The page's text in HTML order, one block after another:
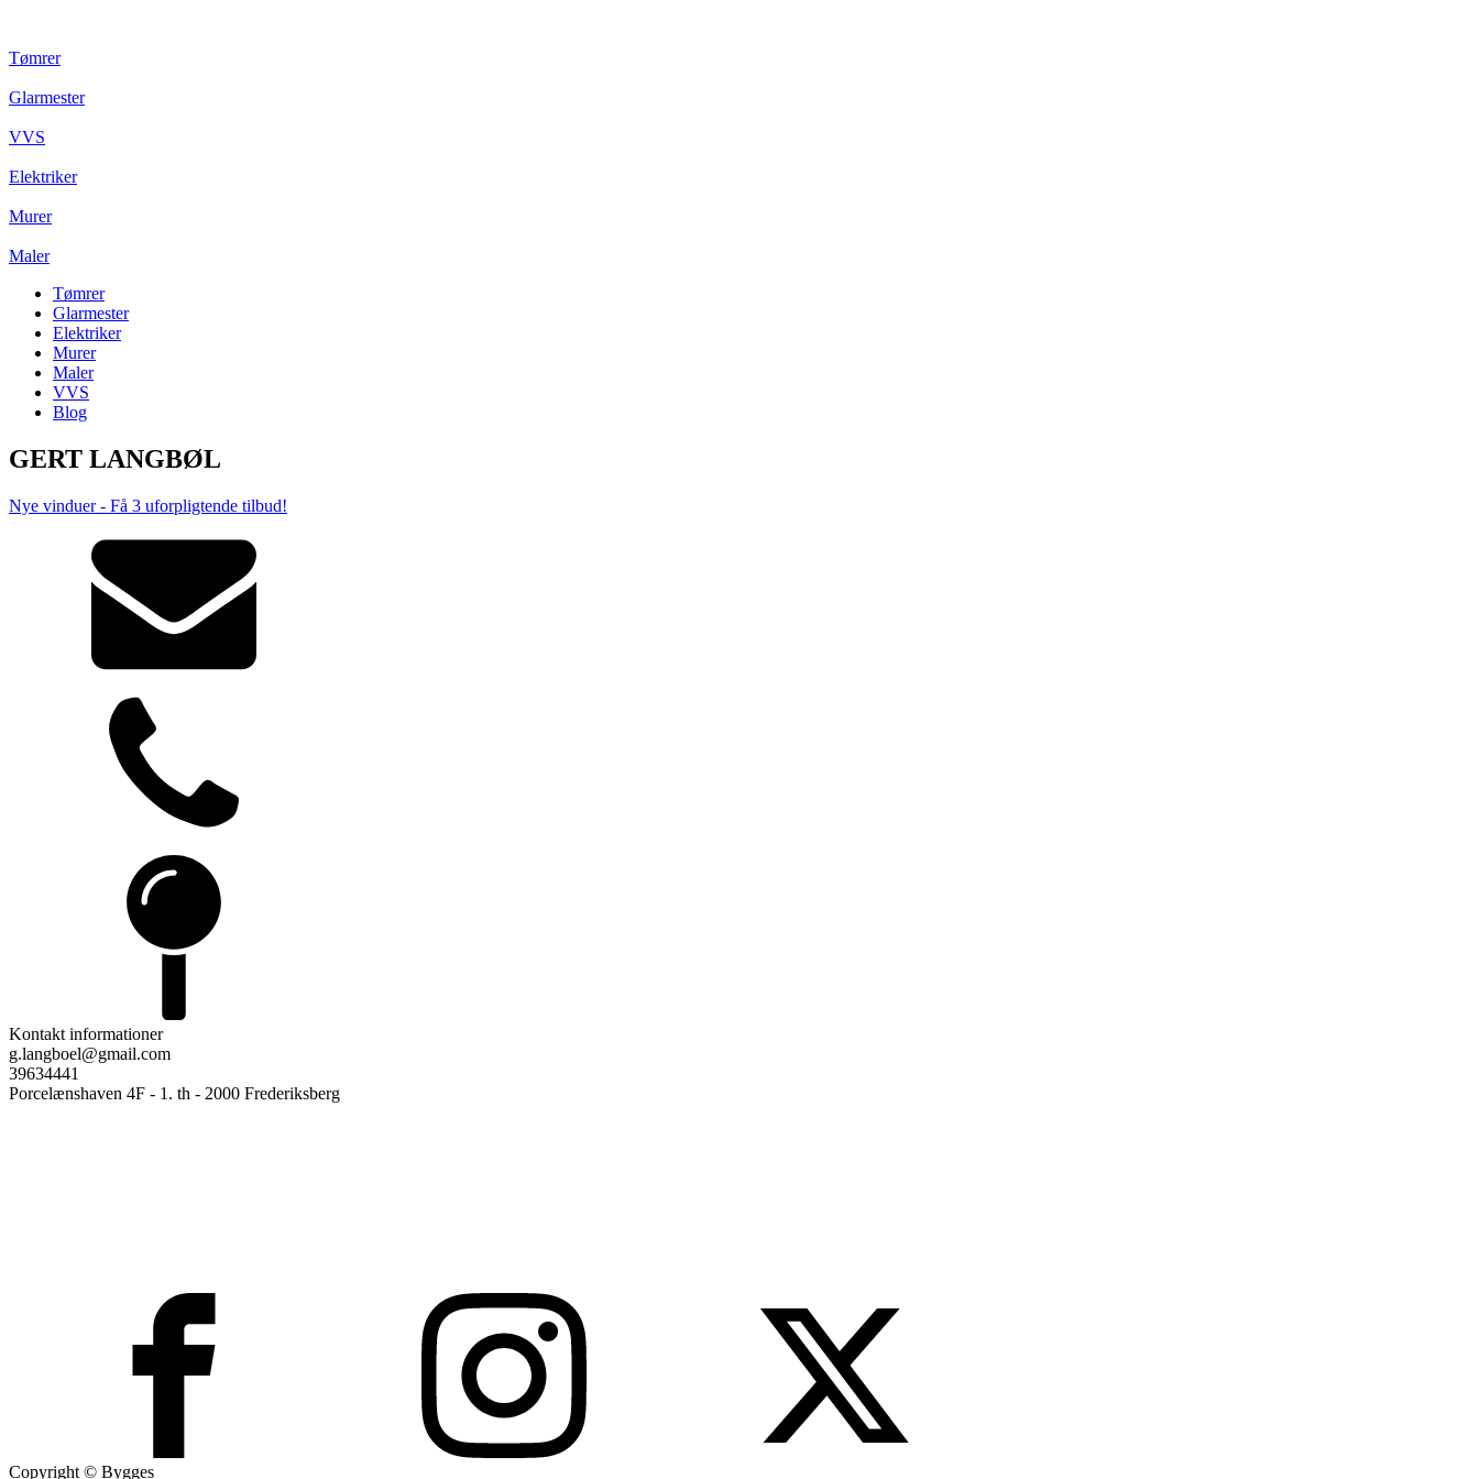
Tømrer
Glarmester
VVS
Elektriker
Murer
Maler
Tømrer
Glarmester
Elektriker
Murer
Maler
VVS
Blog
GERT LANGBØL
Nye vinduer - Få 3 uforpligtende tilbud!
Kontakt informationer
g.langboel@gmail.com
39634441
Porcelænshaven 4F - 1. th - 2000 Frederiksberg
Copyright © Bygges